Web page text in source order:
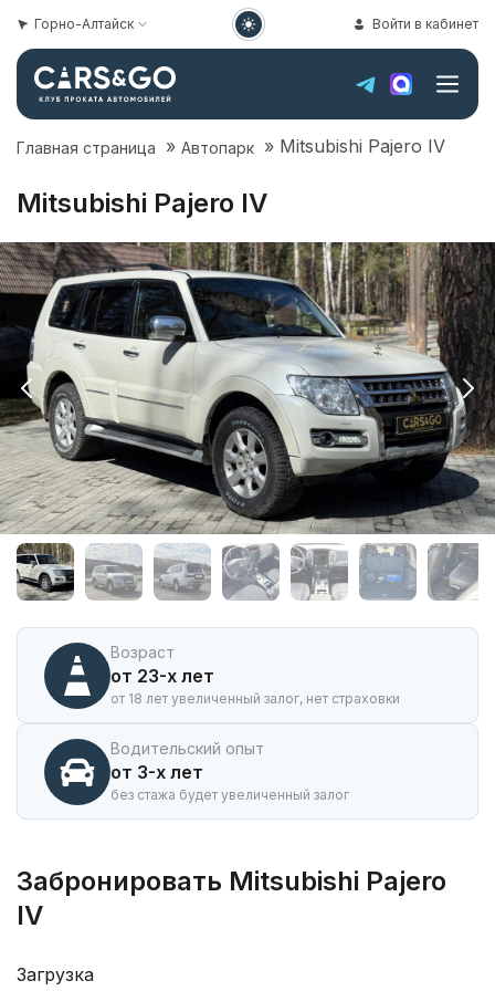
Горно-Алтайск Войти в кабинет
Главная страница » Автопарк » Mitsubishi Pajero IV
Mitsubishi Pajero IV
Аренда
автомобиля
Mitsubishi
Pajero
Горно-
Алтайске
Возраст
от 23-х лет
от 18 лет увеличенный залог, нет страховки
Водительский опыт
от 3-х лет
без стажа будет увеличенный залог
Забронировать Mitsubishi Pajero
IV
Загрузка